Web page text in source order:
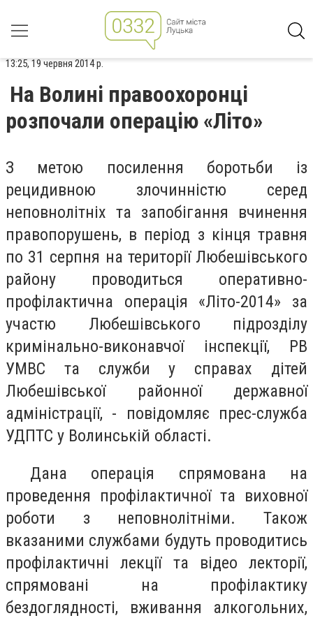
13:25, 19 червня 2014 р.
На Волині правоохоронці
розпочали операцію «Літо»
З метою посилення боротьби із
рецидивною злочинністю серед
неповнолітніх та запобігання вчинення
правопорушень, в період з кінця травня
по 31 серпня на території Любешівського
району проводиться оперативно-
профілактична операція «Літо-2014» за
участю Любешівського підрозділу
кримінально-виконавчої інспекції, РВ
УМВС та служби у справах дітей
Любешівської районної державної
адміністрації, - повідомляє прес-служба
УДПТС у Волинській області.
Дана операція спрямована на
проведення профілактичної та виховної
роботи з неповнолітніми. Також
вказаними службами будуть проводитись
профілактичні лекції та відео лекторії,
спрямовані на профілактику
бездоглядності, вживання алкогольних,